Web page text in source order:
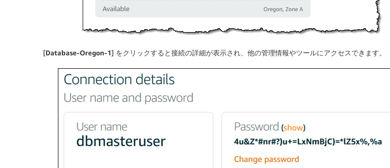
[Database-Oregon-1] をクリックすると接続の詳細が表示され、他の管理情報やツールにアクセスできます。